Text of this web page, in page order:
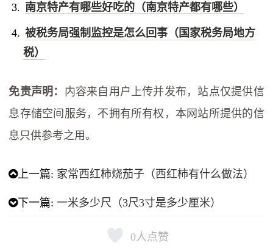
南京特产有哪些好吃的（南京特产都有哪些）
被税务局强制监控是怎么回事（国家税务局地方
税）
免责声明： 内容来自用户上传并发布，站点仅提供信
息存储空间服务，不拥有所有权，本网站所提供的信
息只供参考之用。
上一篇: 家常西红柿烧茄子（西红柿有什么做法）
下一篇:一米多少尺（3尺3寸是多少厘米）
0 人点赞